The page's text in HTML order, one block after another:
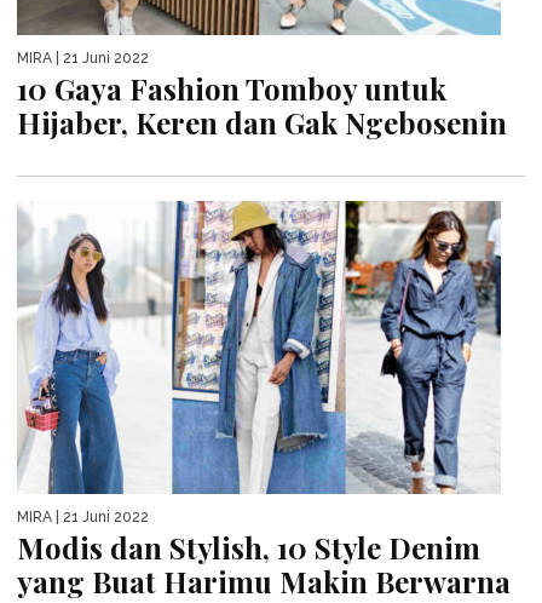
MIRA | 21 Juni 2022
10 Gaya Fashion Tomboy untuk
Hijaber, Keren dan Gak Ngebosenin
MIRA | 21 Juni 2022
Modis dan Stylish, 10 Style Denim
yang Buat Harimu Makin Berwarna